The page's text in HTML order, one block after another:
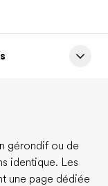
gérondif ou de
identique. Les
une page dédiée